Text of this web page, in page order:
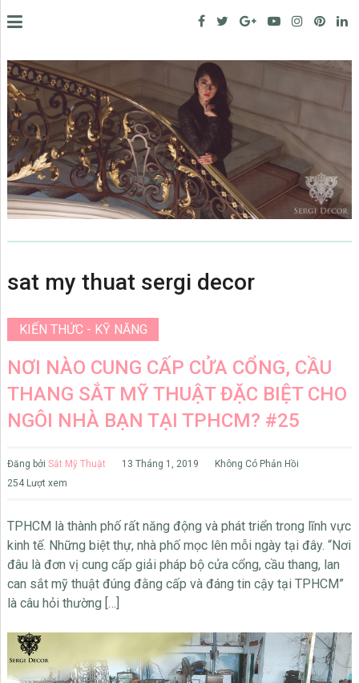
sat my thuat sergi decor
KIẾN THỨC - KỸ NĂNG
NƠI NÀO CUNG CẤP CỬA CỔNG, CẦU
THANG SẮT MỸ THUẬT ĐẶC BIỆT CHO
NGÔI NHÀ BẠN TẠI TPHCM? #25
Đăng bởi Sắt Mỹ Thuật 13 Tháng 1, 2019
Không Có Phản Hồi
254 Lượt xem
TPHCM là thành phố rất năng động và phát triển trong lĩnh vực
kinh tế. Những biệt thự, nhà phố mọc lên mỗi ngày tại đây. “Nơi
đâu là đơn vị cung cấp giải pháp bộ cửa cổng, cầu thang, lan
can sắt mỹ thuật đúng đằng cấp và đáng tin cậy tại TPHCM”
là câu hỏi thường […]